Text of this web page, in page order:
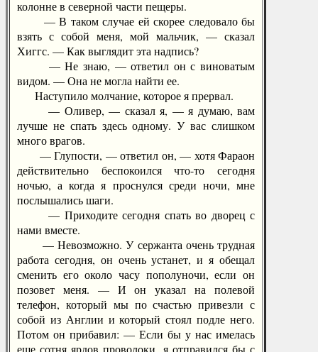
колонне в северной части пещеры.
— В таком случае ей скорее следовало бы
взять с собой меня, мой мальчик, — сказал
Хиггс. — Как выглядит эта надпись?
— Не знаю, — ответил он с виноватым
видом. — Она не могла найти ее.
Наступило молчание, которое я прервал.
— Оливер, — сказал я, — я думаю, вам
лучше не спать здесь одному. У вас слишком
много врагов.
— Глупости, — ответил он, — хотя Фараон
действительно беспокоился что-то сегодня
ночью, а когда я проснулся среди ночи, мне
послышались шаги.
— Приходите сегодня спать во дворец с
нами вместе.
— Невозможно. У сержанта очень трудная
работа сегодня, он очень устанет, и я обещал
сменить его около часу пополуночи, если он
позовет меня. — И он указал на полевой
телефон, который мы по счастью привезли с
собой из Англии и который стоял подле него.
Потом он прибавил: — Если бы у нас имелась
еще сотня ярдов проволоки, я отправился бы с